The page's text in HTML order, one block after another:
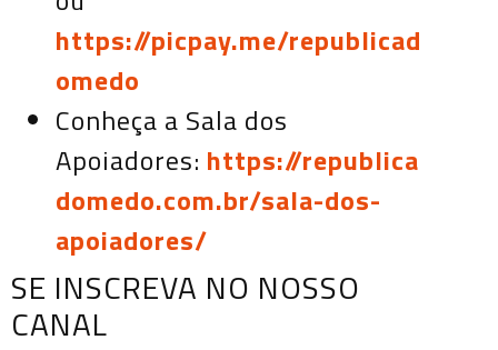
https://picpay.me/republicad
omedo
Conheça a Sala dos
Apoiadores: https://republica
domedo.com.br/sala-dos-
apoiadores/
SE INSCREVA NO NOSSO
CANAL